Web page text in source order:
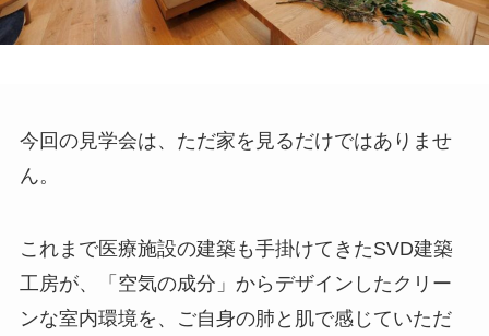
今回の見学会は、ただ家を見るだけではありませ
ん。
これまで医療施設の建築も手掛けてきたSVD建築
工房が、「空気の成分」からデザインしたクリー
ンな室内環境を、ご自身の肺と肌で感じていただ